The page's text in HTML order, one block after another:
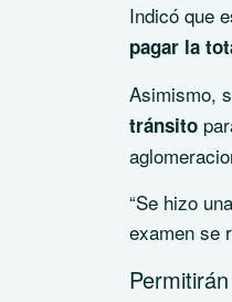
Indicó que
pagar la
Asimismo,
tránsito
“Se hizo
examen se